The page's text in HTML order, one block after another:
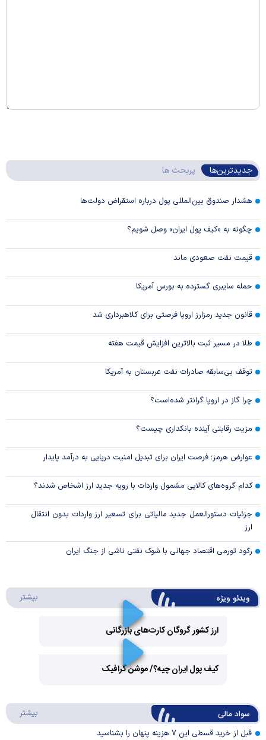
جدیدترین‌ها پربحث ها
هشدار صندوق بین‌المللی پول درباره استقراض دولت‌ها
چگونه به «کیف پول ایران» وصل شویم؟
قیمت نفت صعودی ماند
حمله سایبری گسترده به بورس آمریکا
قانون جدید رمزارز اروپا فرصتی برای کلاهبرداری شد
طلا در مسیر ثبت بالاترین افزایش قیمت هفته
توقف بی‌سابقه صادرات نفت عربستان به آمریکا
چرا گاز در اروپا گرانتر شده‌است؟
مزیت رقابتی آینده بانکداری چیست؟
عوارض هرمز؛ فرصت ایران برای تبدیل امنیت دریایی به درآمد پایدار
کدام گروه‌های کالایی مشمول واردات با رویه جدید ارز اشخاص شدند؟
جزئیات دستورالعمل جدید مالیاتی برای تسعیر ارز واردات بدون انتقال
ارز
رکود تورمی اقتصاد جهانی با شوک نفتی ناشی از جنگ ایران
ویدئو ویژه بیشتر
ارز کشور گروگان کارت‌های بازرگانی
Video
کیف پول ایران چیه؟/ موشن گرافیک
سواد مالی بیشتر
قبل از خرید قسطی این ۷ هزینه پنهان را بشناسید